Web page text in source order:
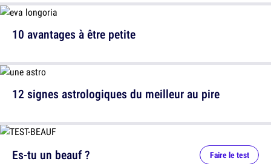
10 avantages à être petite
12 signes astrologiques du meilleur au pire
Es-tu un beauf ? Faire le test